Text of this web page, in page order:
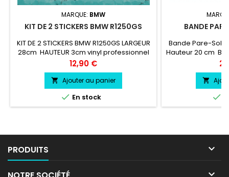
MARQUE: BMW
KIT DE 2 STICKERS BMW R1250GS
KIT DE 2 STICKERS BMW R1250GS LARGEUR
28cm HAUTEUR 3cm vinyl professionnel
très résistant résiste a l'eau, essence,
chaleur, froid.
Prix
12,90 €
 Ajouter au panier
 En stock
BANDE
Bande Pare-
Hauteur 20 cm
au choix Logo


PRODUITS 
